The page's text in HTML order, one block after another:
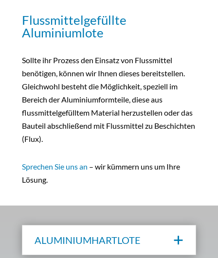
Flussmittelgefüllte
Aluminiumlote
Sollte ihr Prozess den Einsatz von Flussmittel
benötigen, können wir Ihnen dieses bereitstellen.
Gleichwohl besteht die Möglichkeit, speziell im
Bereich der Aluminiumformteile, diese aus
flussmittelgefülltem Material herzustellen oder das
Bauteil abschließend mit Flussmittel zu Beschichten
(Flux).
Sprechen Sie uns an – wir kümmern uns um Ihre
Lösung.
ALUMINIUM­HARTLOTE